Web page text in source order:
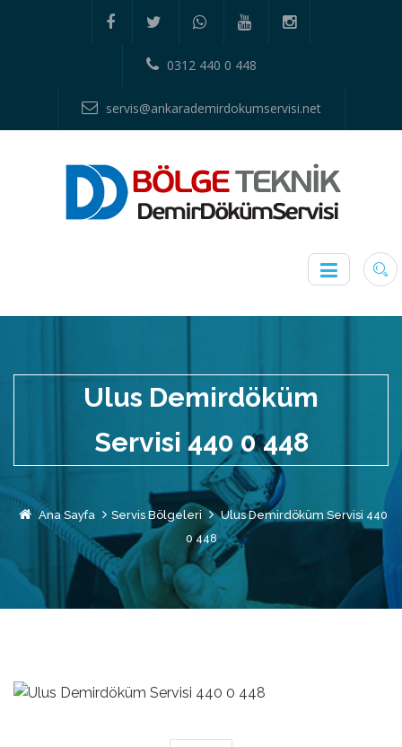
0312 440 0 448
servis@ankarademirdokumservisi.net
Ulus Demirdöküm
Servisi 440 0 448
Ana Sayfa Servis Bölgeleri
Ulus Demirdöküm Servisi 440
0 448